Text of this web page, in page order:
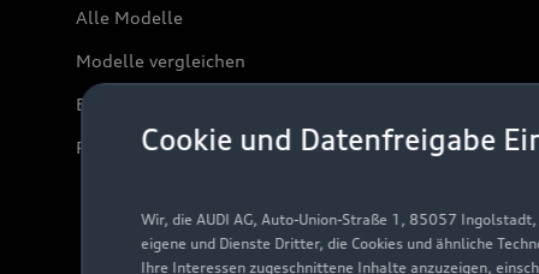
Cookie und Datenfreigabe
Wir, die AUDI AG, Auto-Union-Straße 1, 85057
eigene und Dienste Dritter, die Cookies und ähnliche
Ihre Interessen zugeschnittene Inhalte anzuzeigen,
Alle Modelle
Modelle vergleichen
Elektromodelle
Plug-in-Hybride